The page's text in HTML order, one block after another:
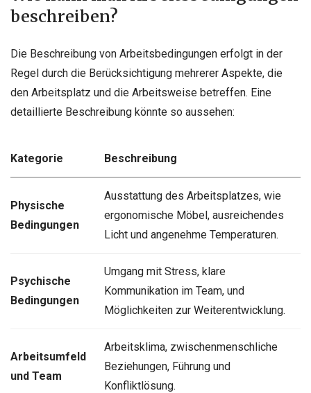
beschreiben?
Die Beschreibung von Arbeitsbedingungen erfolgt in der
Regel durch die Berücksichtigung mehrerer Aspekte, die
den Arbeitsplatz und die Arbeitsweise betreffen. Eine
detaillierte Beschreibung könnte so aussehen:
Kategorie Beschreibung
Physische
Bedingungen
Ausstattung des Arbeitsplatzes, wie
ergonomische Möbel, ausreichendes
Licht und angenehme Temperaturen.
Psychische
Bedingungen
Umgang mit Stress, klare
Kommunikation im Team, und
Möglichkeiten zur Weiterentwicklung.
Arbeitsumfeld
und Team
Arbeitsklima, zwischenmenschliche
Beziehungen, Führung und
Konfliktlösung.